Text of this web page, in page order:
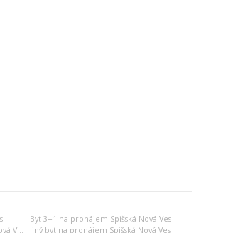
Byt 3+1 na pronájem Spišská Nová Ves
Dvojgarsonka na pronájem Spišská Nová Ves Jiný byt na pronájem Spišská Nová Ves